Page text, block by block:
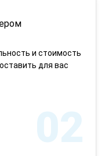
и стоимость
для вас
02